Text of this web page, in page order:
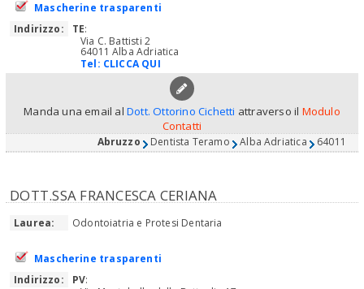
Mascherine trasparenti
Indirizzo:
TE:
Via C. Battisti 2
64011 Alba Adriatica
Tel: CLICCA QUI
Manda una email al Dott. Ottorino Cichetti attraverso il Modulo
Contatti
Abruzzo Dentista Teramo Alba Adriatica 64011
DOTT.SSA FRANCESCA CERIANA
Laurea: Odontoiatria e Protesi Dentaria
Mascherine trasparenti
Indirizzo:
PV: